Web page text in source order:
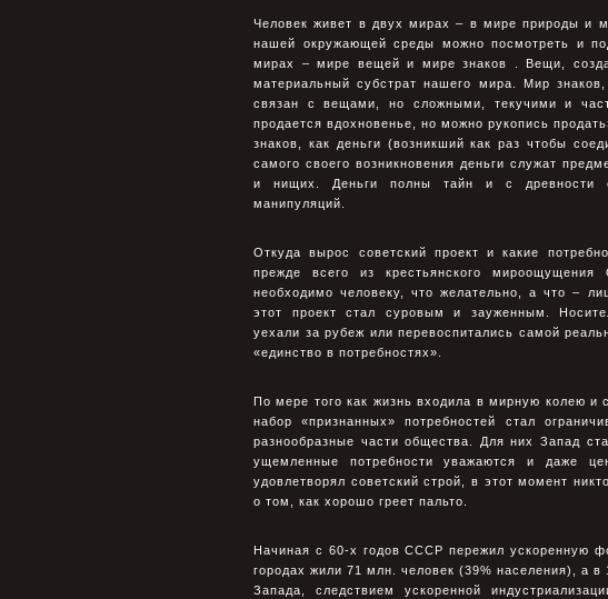
Человек живет в двух мирах – в мире природы и
нашей окружающей среды можно посмотреть и
мирах – мире вещей и мире знаков . Вещи,
материальный субстрат нашего мира. Мир
связан с вещами, но сложными, текучими и
продается вдохновенье, но можно рукопись
знаков, как деньги (возникший как раз чтобы
самого своего возникновения деньги служат
и нищих. Деньги полны тайн и с древности
манипуляций.
Откуда вырос советский проект и какие
прежде всего из крестьянского
необходимо человеку, что желательно, а что –
этот проект стал суровым и зауженным.
уехали за рубеж или перевоспитались самой
«единство в потребностях».
По мере того как жизнь входила в мирную колею и
набор «признанных» потребностей стал
разнообразные части общества. Для них Запад
ущемленные потребности уважаются и даже
удовлетворял советский строй, в этот момент
о том, как хорошо греет пальто.
Начиная с 60-х годов СССР пережил ускоренную
городах жили 71 млн. человек (39% населения), а
Запада, следствием ускоренной